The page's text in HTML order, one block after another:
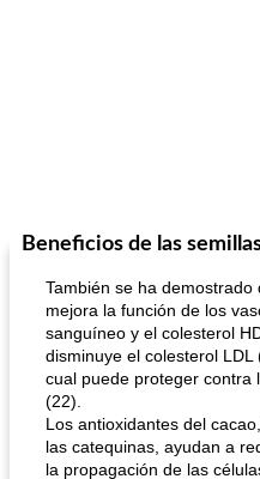
Beneficios de las
También se ha
mejora la función de los
sanguíneo y el colesterol
disminuye el colesterol
cual puede proteger contra
(22).
Los antioxidantes del
las catequinas, ayudan a
la propagación de las